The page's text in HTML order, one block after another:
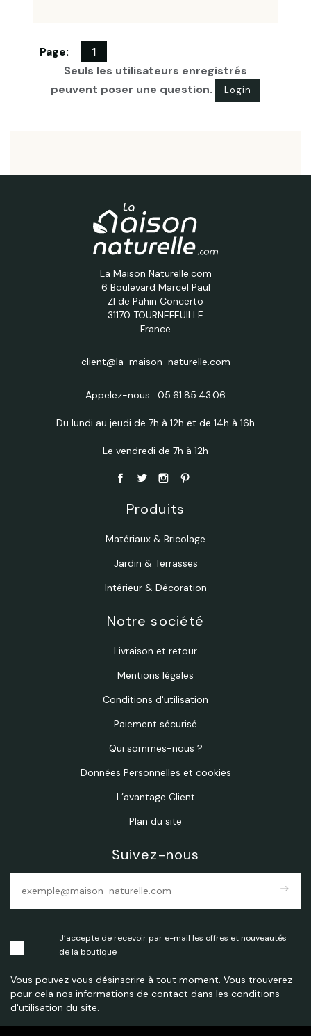
Page:
1
Seuls les utilisateurs enregistrés
peuvent poser une question.
Login
La Maison Naturelle.com
6 Boulevard Marcel Paul
ZI de Pahin Concerto
31170 TOURNEFEUILLE
France
client@la-maison-naturelle.com
Appelez-nous : 05.61.85.43.06
Du lundi au jeudi de 7h à 12h et de 14h à 16h
Le vendredi de 7h à 12h
Produits
Matériaux & Bricolage
Jardin & Terrasses
Intérieur & Décoration
Notre société
Livraison et retour
Mentions légales
Conditions d'utilisation
Paiement sécurisé
Qui sommes-nous ?
Données Personnelles et cookies
L’avantage Client
Plan du site
Suivez-nous
east
J’accepte de recevoir par e-mail les offres et nouveautés
de la boutique
Vous pouvez vous désinscrire à tout moment. Vous trouverez
pour cela nos informations de contact dans les conditions
d'utilisation du site.